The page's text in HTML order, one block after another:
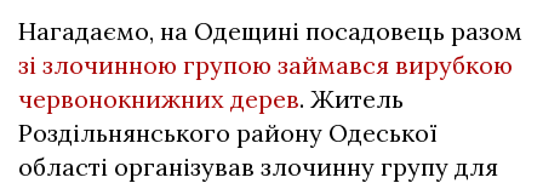
Нагадаємо, на Одещині посадовець разом
зі злочинною групою займався вирубкою
червонокнижних дерев. Житель
Роздільнянського району Одеської
області організував злочинну групу для